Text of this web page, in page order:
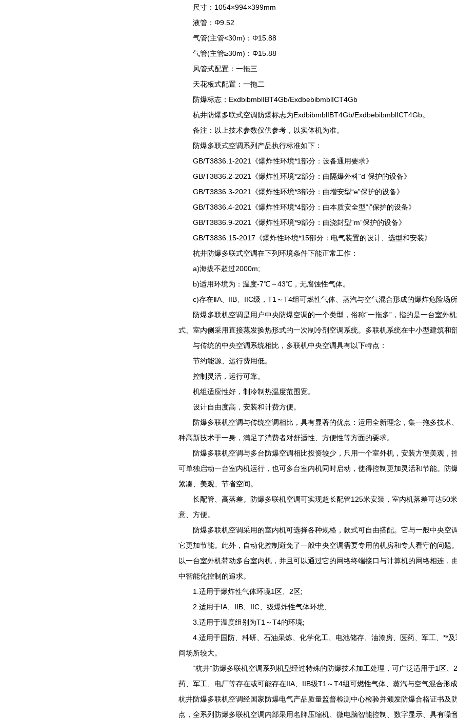
尺寸：1054×994×399mm
液管：Φ9.52
气管(主管<30m)：Φ15.88
气管(主管≥30m)：Φ15.88
风管式配置：一拖三
天花板式配置：一拖二
防爆标志：ExdbibmblIBT4Gb/ExdbebibmblICT4Gb
杭井防爆多联式空调防爆标志为ExdbibmblIBT4Gb/ExdbebibmblICT4Gb。
备注：以上技术参数仅供参考，以实体机为准。
防爆多联式空调系列产品执行标准如下：
GB/T3836.1-2021《爆炸性环境*1部分：设备通用要求》
GB/T3836.2-2021《爆炸性环境*2部分：由隔爆外科“d”保护的设备》
GB/T3836.3-2021《爆炸性环境*3部分：由增安型“e”保护的设备》
GB/T3836.4-2021《爆炸性环境*4部分：由本质安全型“i”保护的设备》
GB/T3836.9-2021《爆炸性环境*9部分：由浇封型“m”保护的设备》
GB/T3836.15-2017《爆炸性环境*15部分：电气装置的设计、选型和安装》
杭井防爆多联式空调在下列环境条件下能正常工作：
a)海拔不超过2000m;
b)适用环境为：温度-7℃～43℃，无腐蚀性气体。
c)存在ⅡA、ⅡB、IIC级，T1～T4组可燃性气体、蒸汽与空气混合形成的爆炸危险场所
防爆多联机空调是用户中央防爆空调的一个类型，俗称”一拖多”，指的是一台室外
式、室内侧采用直接蒸发换热形式的一次制冷剂空调系统。多联机系统在中小型建筑和
与传统的中央空调系统相比，多联机中央空调具有以下特点：
节约能源、运行费用低。
控制灵活，运行可靠。
机组适应性好，制冷制热温度范围宽。
设计自由度高，安装和计费方便。
防爆多联机空调与传统空调相比，具有显著的优点：运用全新理念，集一拖多技术
种高新技术于一身，满足了消费者对舒适性、方便性等方面的要求。
防爆多联机空调与多台防爆空调相比投资较少，只用一个室外机，安装方便美观，
可单独启动一台室内机运行，也可多台室内机同时启动，使得控制更加灵活和节能。
紧凑、美观、节省空间。
长配管、高落差。防爆多联机空调可实现超长配管125米安装，室内机落差可达50
意、方便。
防爆多联机空调采用的室内机可选择各种规格，款式可自由搭配。它与一般中央空
它更加节能。此外，自动化控制避免了一般中央空调需要专用的机房和专人看守的问
以一台室外机带动多台室内机，并且可以通过它的网络终端接口与计算机的网络相连
中智能化控制的追求。
1.适用于爆炸性气体环境1区、2区;
2.适用于IA、IIB、IIC、级爆炸性气体环境;
3.适用于温度组别为T1～T4的环境;
4.适用于国防、科研、石油采炼、化学化工、电池储存、油漆房、医药、军工、**
间场所较大。
“杭井”防爆多联机空调系列机型经过特殊的防爆技术加工处理，可广泛适用于1区、
药、军工、电厂等存在或可能存在IIA、IIB级T1～T4组可燃性气体、蒸汽与空气混合形
杭井防爆多联机空调经国家防爆电气产品质量监督检测中心检验并颁发防爆合格证书
点，全系列防爆多联机空调内部采用名牌压缩机、微电脑智能控制、数字显示、具有噪